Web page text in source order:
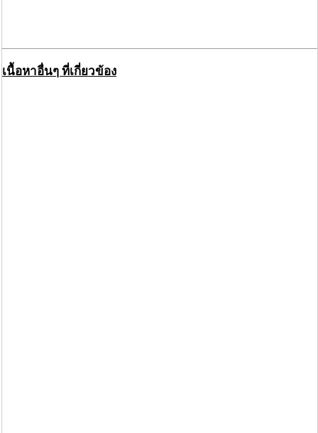
เนื้อหาอื่นๆ ที่เกี่ยวข้อง